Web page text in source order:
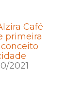
Café
primeira
2021